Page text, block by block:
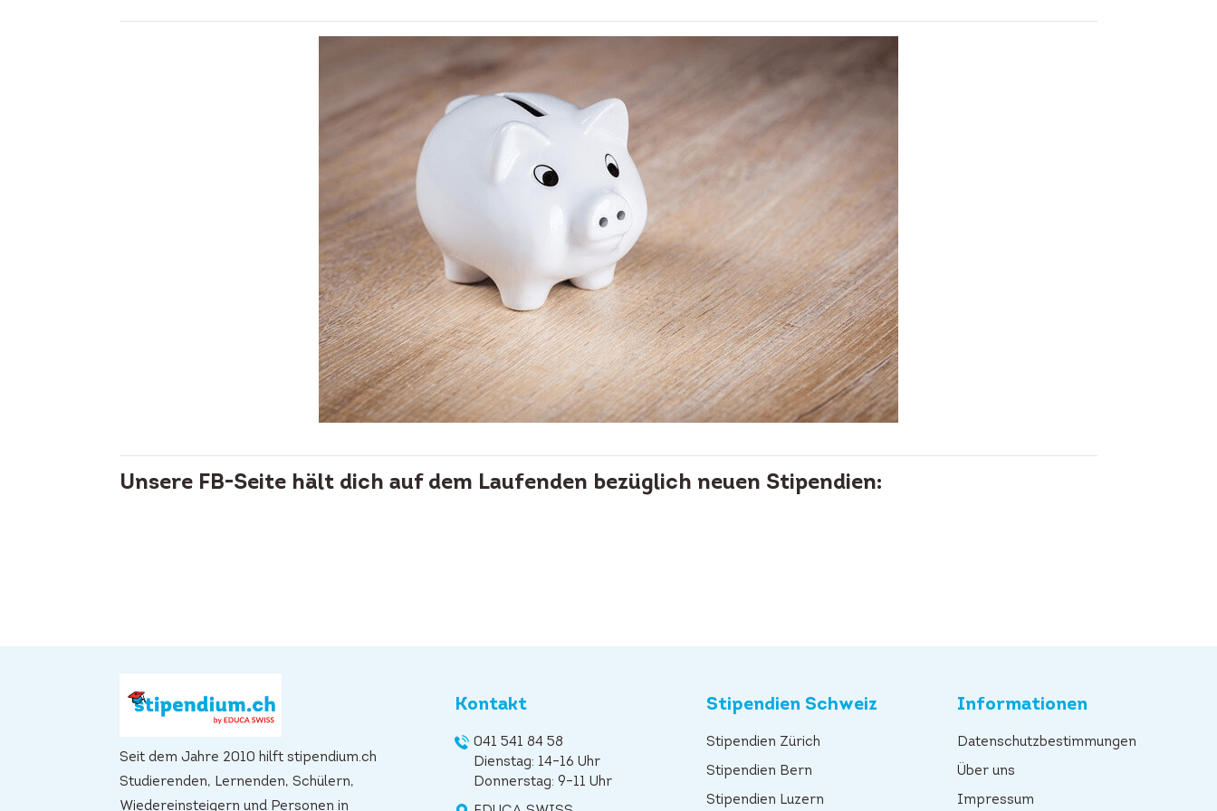
Unsere FB-Seite hält dich auf dem Laufenden bezüglich neuen Stipendien:
Seit dem Jahre 2010 hilft stipendium.ch
Studierenden, Lernenden, Schülern,
Wiedereinsteigern und Personen in
Kontakt
041 541 84 58
Dienstag: 14–16 Uhr
Donnerstag: 9–11 Uhr
Stipendien Schweiz
Stipendien Zürich
Stipendien Bern
Stipendien Luzern
Informationen
Datenschutzbestimmungen
Über uns
Impressum